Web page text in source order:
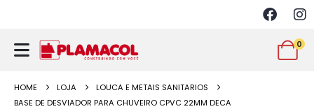
0
HOME LOJA
LOUCA E METAIS SANITARIOS
BASE DE DESVIADOR PARA CHUVEIRO CPVC 22MM DECA